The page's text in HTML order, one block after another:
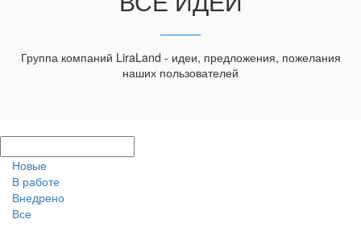
Группа компаний LiraLand - идеи, предложения, пожелания
наших пользователей
Новые
В работе
Внедрено
Все